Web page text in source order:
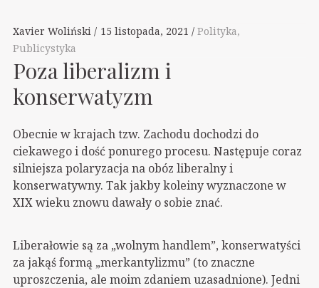
Xavier Woliński 15 listopada, 2021 Polityka,
Publicystyka
Poza liberalizm i
konserwatyzm
Obecnie w krajach tzw. Zachodu dochodzi do
ciekawego i dość ponurego procesu. Następuje coraz
silniejsza polaryzacja na obóz liberalny i
konserwatywny. Tak jakby koleiny wyznaczone w
XIX wieku znowu dawały o sobie znać.
Liberałowie są za „wolnym handlem”, konserwatyści
za jakąś formą „merkantylizmu” (to znaczne
uproszczenia, ale moim zdaniem uzasadnione). Jedni